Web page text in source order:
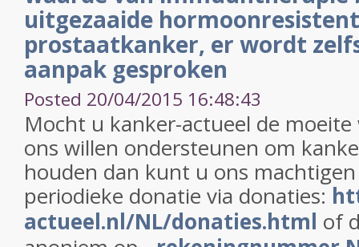
uitgezaaide
prostaatkanker, er wordt
aanpak gesproken
Posted 20/04/2015 16:48:43
Mocht u kanker-actueel de
ons willen ondersteunen om
houden dan kunt u ons
periodieke donatie via donaties:
actueel.nl/NL/donaties.html of